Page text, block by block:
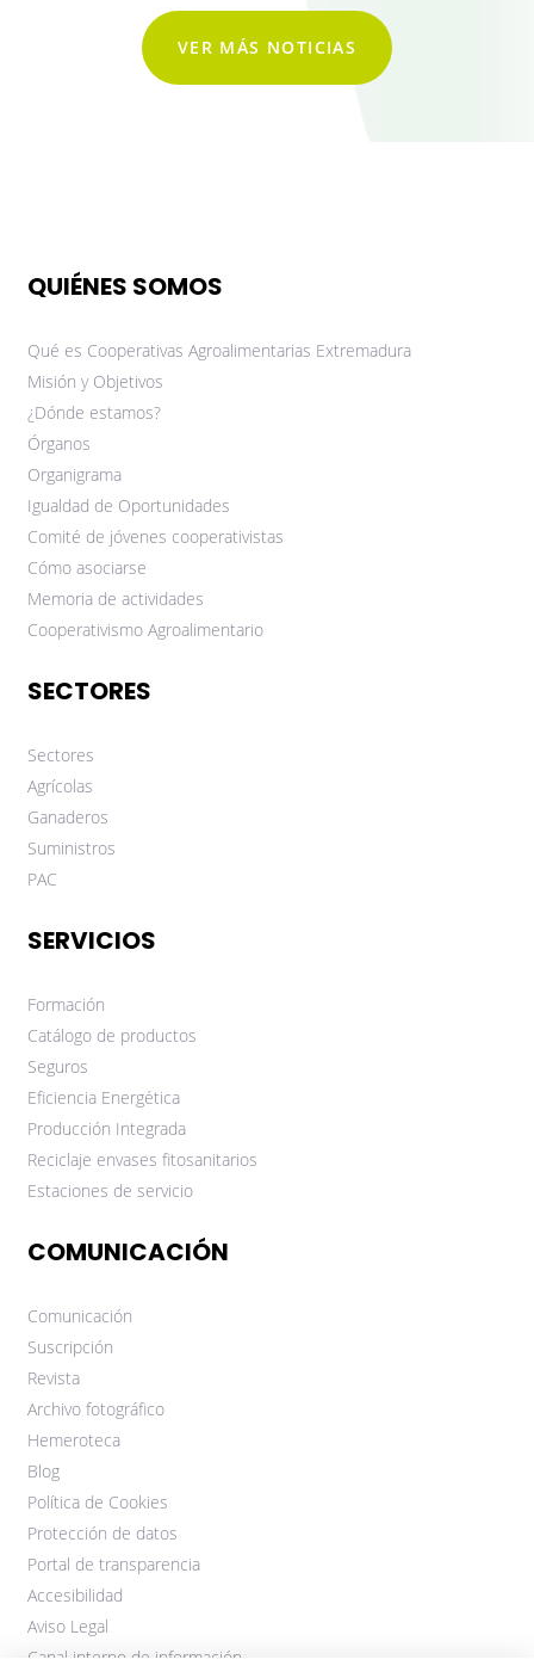
VER MÁS NOTICIAS
QUIÉNES SOMOS
Qué es Cooperativas Agroalimentarias Extremadura
Misión y Objetivos
¿Dónde estamos?
Órganos
Organigrama
Igualdad de Oportunidades
Comité de jóvenes cooperativistas
Cómo asociarse
Memoria de actividades
Cooperativismo Agroalimentario
SECTORES
Sectores
Agrícolas
Ganaderos
Suministros
PAC
SERVICIOS
Formación
Catálogo de productos
Seguros
Eficiencia Energética
Producción Integrada
Reciclaje envases fitosanitarios
Estaciones de servicio
COMUNICACIÓN
Comunicación
Suscripción
Revista
Archivo fotográfico
Hemeroteca
Blog
Política de Cookies
Protección de datos
Portal de transparencia
Accesibilidad
Aviso Legal
Canal interno de información